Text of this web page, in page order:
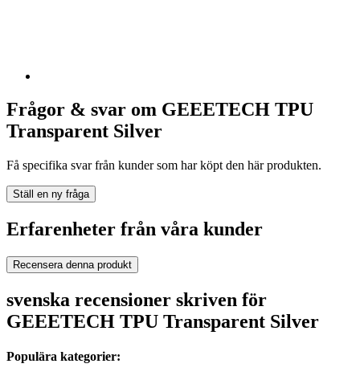
Frågor & svar om GEEETECH TPU
Transparent Silver
Få specifika svar från kunder som har köpt den här produkten.
Ställ en ny fråga
Erfarenheter från våra kunder
Recensera denna produkt
svenska recensioner skriven för
GEEETECH TPU Transparent Silver
Populära kategorier: